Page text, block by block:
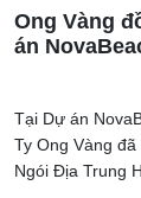
Ong Vàng
án
Tại Dự án
Ty Ong Vàng
Ngói Địa Trung